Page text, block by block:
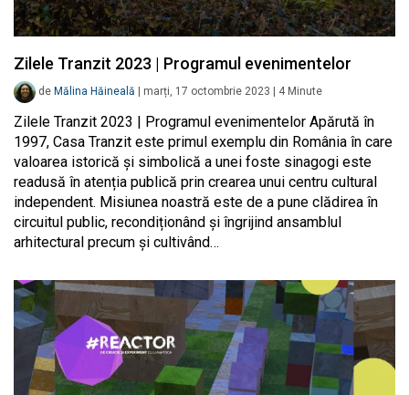
Zilele Tranzit 2023 | Programul evenimentelor
de Mălina Hăineală marți, 17 octombrie 2023 4 Minute
Zilele Tranzit 2023 | Programul evenimentelor Apărută în
1997, Casa Tranzit este primul exemplu din România în care
valoarea istorică și simbolică a unei foste sinagogi este
readusă în atenția publică prin crearea unui centru cultural
independent. Misiunea noastră este de a pune clădirea în
circuitul public, recondiționând și îngrijind ansamblul
arhitectural precum și cultivând…